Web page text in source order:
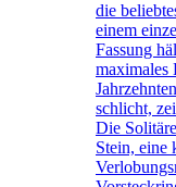
die
einem
Fassung
maximales
schlicht,
Die
Stein, eine